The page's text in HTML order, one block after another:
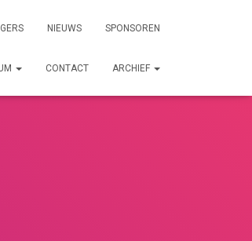
NIEUWS SPONSOREN
CONTACT ARCHIEF